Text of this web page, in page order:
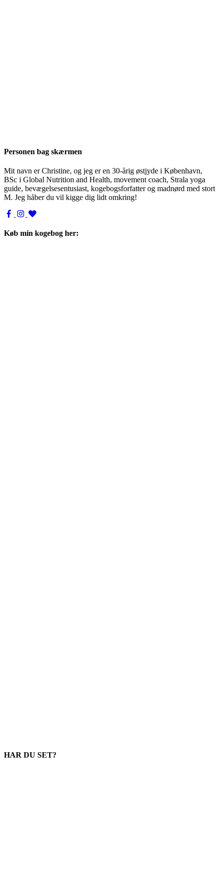
Personen bag skærmen
Mit navn er Christine, og jeg er en 30-årig østjyde i København,
BSc i Global Nutrition and Health, movement coach, Strala yoga
guide, bevægelsesentusiast, kogebogsforfatter og madnørd med stort
M. Jeg håber du vil kigge dig lidt omkring!
Køb min kogebog her:
HAR DU SET?